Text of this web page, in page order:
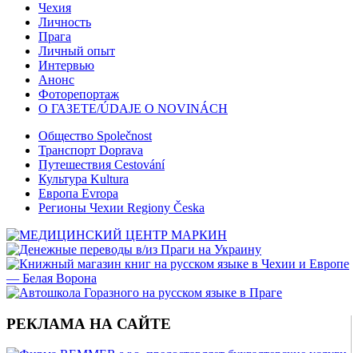
Чехия
Личность
Прага
Личный опыт
Интервью
Анонс
Фоторепортаж
О ГАЗЕТЕ/ÚDAJE O NOVINÁCH
Общество Společnost
Транспорт Doprava
Путешествия Cestování
Культура Kultura
Европа Evropa
Регионы Чехии Regiony Česka
РЕКЛАМА НА САЙТЕ